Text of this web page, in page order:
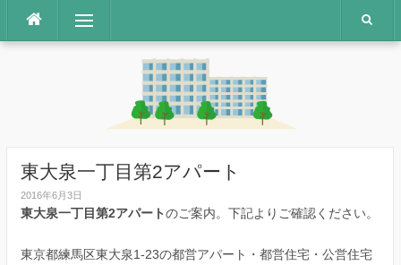
テ
メニュー
東大泉一丁目第2アパート
2016年6月3日
東大泉一丁目第2アパートのご案内。下記よりご確認ください。
東京都練馬区東大泉1-23の都営アパート・都営住宅・公営住宅